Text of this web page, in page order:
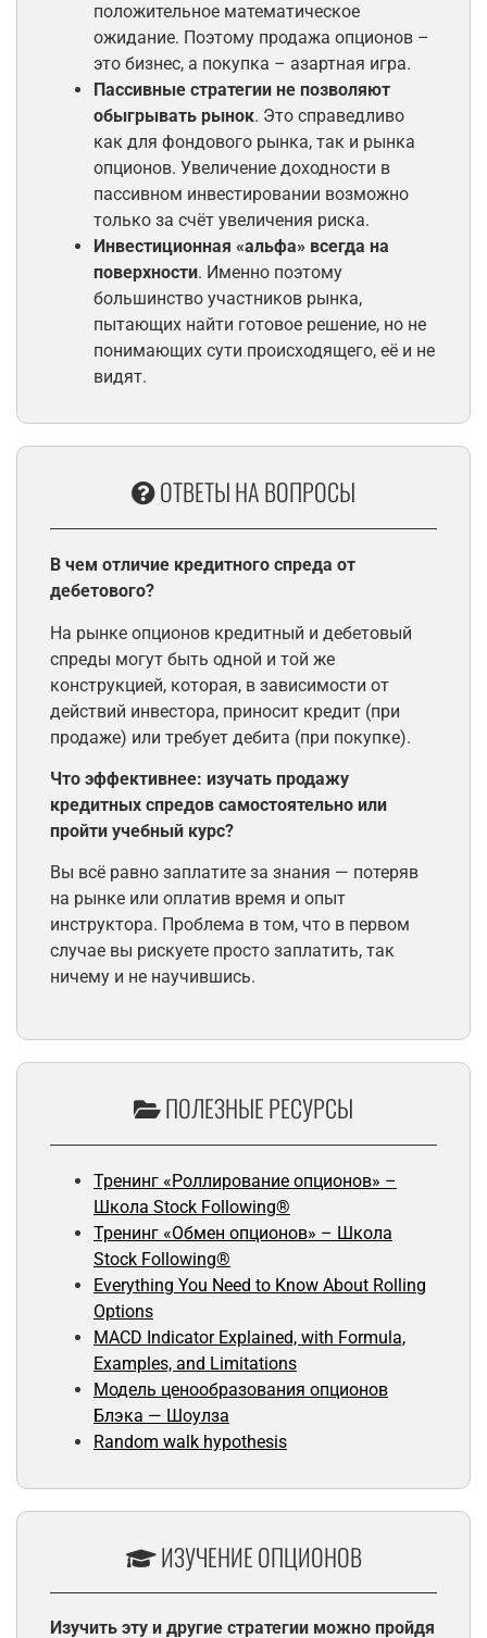
положительное математическое
ожидание. Поэтому продажа опционов –
это бизнес, а покупка – азартная игра.
Пассивные стратегии не позволяют
обыгрывать рынок. Это справедливо
как для фондового рынка, так и рынка
опционов. Увеличение доходности в
пассивном инвестировании возможно
только за счёт увеличения риска.
Инвестиционная «альфа» всегда на
поверхности. Именно поэтому
большинство участников рынка,
пытающих найти готовое решение, но не
понимающих сути происходящего, её и не
видят.
ОТВЕТЫ НА ВОПРОСЫ
В чем отличие кредитного спреда от
дебетового?
На рынке опционов кредитный и дебетовый
спреды могут быть одной и той же
конструкцией, которая, в зависимости от
действий инвестора, приносит кредит (при
продаже) или требует дебита (при покупке).
Что эффективнее: изучать продажу
кредитных спредов самостоятельно или
пройти учебный курс?
Вы всё равно заплатите за знания — потеряв
на рынке или оплатив время и опыт
инструктора. Проблема в том, что в первом
случае вы рискуете просто заплатить, так
ничему и не научившись.
ПОЛЕЗНЫЕ РЕСУРСЫ
Тренинг «Роллирование опционов» –
Школа Stock Following®
Тренинг «Обмен опционов» – Школа
Stock Following®
Everything You Need to Know About Rolling
Options
MACD Indicator Explained, with Formula,
Examples, and Limitations
Модель ценообразования опционов
Блэка — Шоулза
Random walk hypothesis
ИЗУЧЕНИЕ ОПЦИОНОВ
Изучить эту и другие стратегии можно пройдя